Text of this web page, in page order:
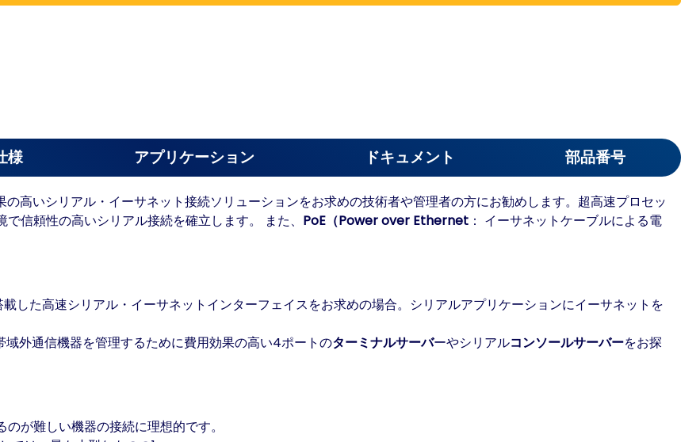
様 アプリケーション ドキュメント 部品番号
高いシリアル・イーサネット接続ソリューションをお求めの技術者や管理者の方にお勧めします。超高速プロセッ
信頼性の高いシリアル接続を確立します。 また、 PoE（Power over Ethernet ： イーサネットケーブルによる電
した高速シリアル・イーサネットインターフェイスをお求めの場合。シリアルアプリケーションにイーサネットを
外通信機器を管理するために費用効果の高い4ポートのターミナルサーバーやシリアルコンソールサーバーをお探
が難しい機器の接続に理想的です。